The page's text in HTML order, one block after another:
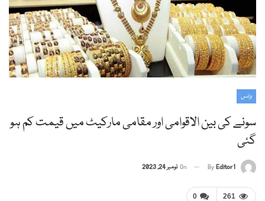
بزنس
سونے کی بین الاقوامی اور مقامی مارکیٹ میں قیمت کم ہو
گئی
ByEditor1
On نومبر 24, 2023
0 261